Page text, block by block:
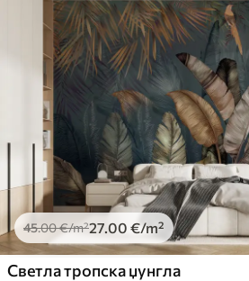
45.00€/m²27 .00 €/m²
Светла тропска џунгла